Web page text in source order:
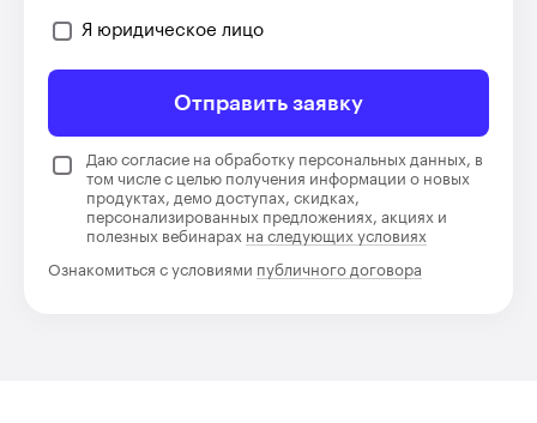
Я юридическое лицо
Отправить заявку
Даю согласие на обработку персональных данных, в
том числе с целью получения информации о новых
продуктах, демо доступах, скидках,
персонализированных предложениях, акциях и
полезных вебинарах на следующих условиях
Ознакомиться с условиями публичного договора